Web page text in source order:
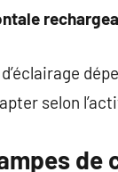
selon
de